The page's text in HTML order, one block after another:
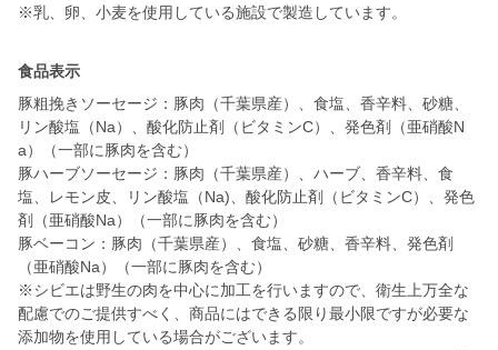
※乳、卵、小麦を使用している施設で製造しています。
食品表示
豚粗挽きソーセージ：豚肉（千葉県産）、食塩、香辛料、砂糖、
リン酸塩（Na）、酸化防止剤（ビタミンC）、発色剤（亜硝酸N
a）（一部に豚肉を含む）
豚ハーブソーセージ：豚肉（千葉県産）、ハーブ、香辛料、食
塩、レモン皮、リン酸塩（Na)、酸化防止剤（ビタミンC）、発色
剤（亜硝酸Na）（一部に豚肉を含む）
豚ベーコン：豚肉（千葉県産）、食塩、砂糖、香辛料、発色剤
（亜硝酸Na）（一部に豚肉を含む）
※シビエは野生の肉を中心に加工を行いますので、衛生上万全な
配慮でのご提供すべく、商品にはできる限り最小限ですが必要な
添加物を使用している場合がございます。